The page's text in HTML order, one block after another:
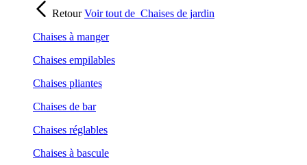
RetourVoir tout de Chaises de jardin
Chaises à manger
Chaises empilables
Chaises pliantes
Chaises de bar
Chaises réglables
Chaises à bascule